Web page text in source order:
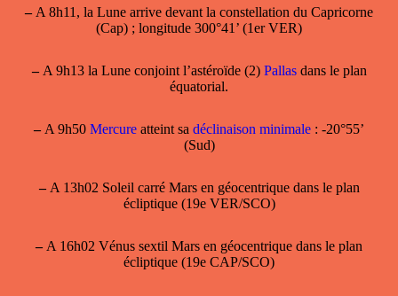
–A 8h11, la Lune arrive devant la constellation du Capricorne
(Cap) ; longitude 300°41’ (1er VER)
–A 9h13 la Lune conjoint l’astéroïde (2) Pallasdans le plan
équatorial.
–A 9h50 Mercure atteint sa déclinaison minimale : -20°55’
(Sud)
–A 13h02 Soleil carré Mars en géocentrique dans le plan
écliptique (19e VER/SCO)
–A 16h02 Vénus sextil Mars en géocentrique dans le plan
écliptique (19e CAP/SCO)